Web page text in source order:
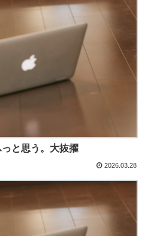
と思う。大抜擢
2026.03.28